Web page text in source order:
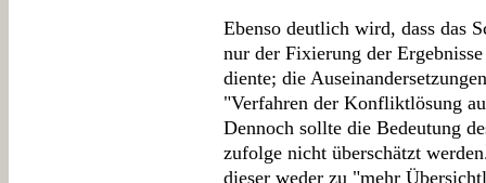
Ebenso deutlich wird, dass das
nur der Fixierung der
diente; die
"Verfahren der Konfliktlösung
Dennoch sollte die Bedeutung
zufolge nicht überschätzt
dieser weder zu "mehr